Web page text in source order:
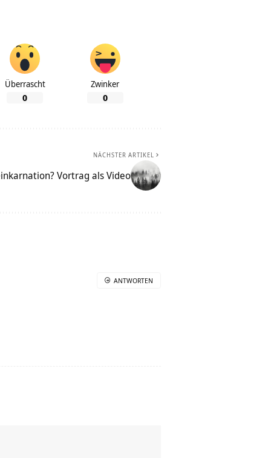
Überrascht
0
Zwinker
0
NÄCHSTER ARTIKEL
Vortrag als Video
ANTWORTEN